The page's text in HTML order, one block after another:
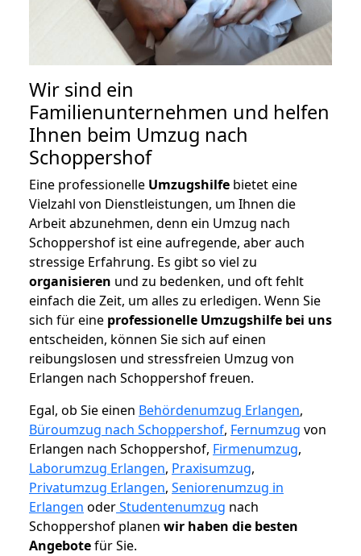
Wir sind ein
Familienunternehmen und helfen
Ihnen beim Umzug nach
Schoppershof
Eine professionelle Umzugshilfe bietet eine
Vielzahl von Dienstleistungen, um Ihnen die
Arbeit abzunehmen, denn ein Umzug nach
Schoppershof ist eine aufregende, aber auch
stressige Erfahrung. Es gibt so viel zu
organisieren und zu bedenken, und oft fehlt
einfach die Zeit, um alles zu erledigen. Wenn Sie
sich für eine professionelle Umzugshilfe bei uns
entscheiden, können Sie sich auf einen
reibungslosen und stressfreien Umzug von
Erlangen nach Schoppershof freuen.
Egal, ob Sie einen Behördenumzug Erlangen,
Büroumzug nach Schoppershof, Fernumzug von
Erlangen nach Schoppershof, Firmenumzug,
Laborumzug Erlangen, Praxisumzug,
Privatumzug Erlangen, Seniorenumzug in
Erlangen oderStudentenumzug nach
Schoppershof planen wir haben die besten
Angebotefür Sie.